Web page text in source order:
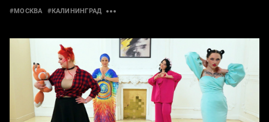
#МОСКВА #КАЛИНИНГРАД